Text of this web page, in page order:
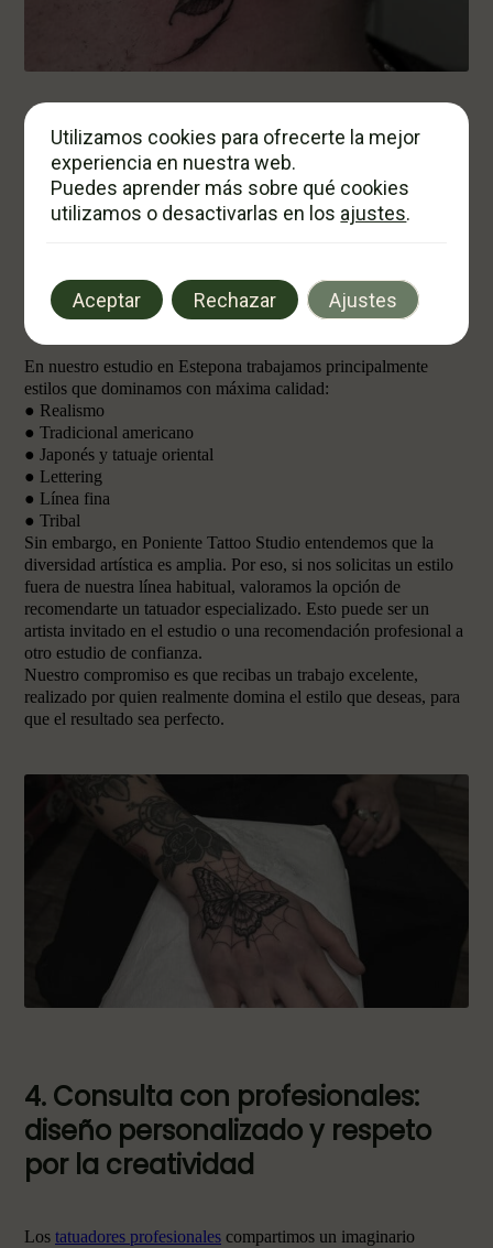
3. Consulta con profesionales:
por la creatividad
En nuestro estudio en Estepona trabajamos principalmente
estilos que dominamos con máxima calidad:
● Realismo
● Tradicional americano
● Japonés y tatuaje oriental
● Lettering
● Línea fina
● Tribal
Sin embargo, en Poniente Tattoo Studio entendemos que la
diversidad artística es amplia. Por eso, si nos solicitas un estilo
fuera de nuestra línea habitual, valoramos la opción de
recomendarte un tatuador especializado. Esto puede ser un
artista invitado en el estudio o una recomendación profesional a
otro estudio de confianza.
Nuestro compromiso es que recibas un trabajo excelente,
realizado por quien realmente domina el estilo que deseas, para
que el resultado sea perfecto.
4. Consulta con profesionales:
diseño personalizado y respeto
por la creatividad
Los tatuadores profesionales compartimos un imaginario
Utilizamos cookies para ofrecerte la mejor
experiencia en nuestra web.
Puedes aprender más sobre qué cookies
utilizamos o desactivarlas en los ajustes.
Aceptar Rechazar Ajustes